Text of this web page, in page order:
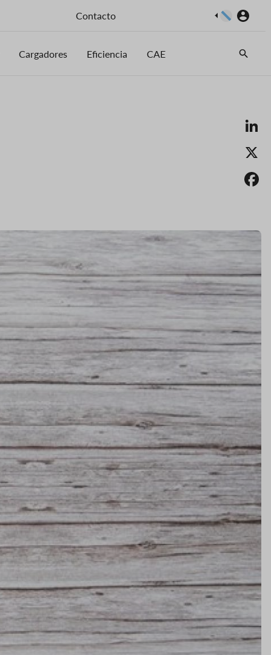
Contacto Imaxe
Cargadores Eficiencia CAE